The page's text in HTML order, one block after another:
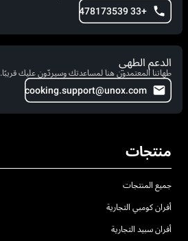
+33 478173539
الدعم الطهي
طهاتنا المعتمدون هنا لمساعدتك وسيردّون عليك قريبًا.
cooking.support@unox.com
منتجات
جميع المنتجات
أفران كومبي التجارية
أفران سبيد التجارية